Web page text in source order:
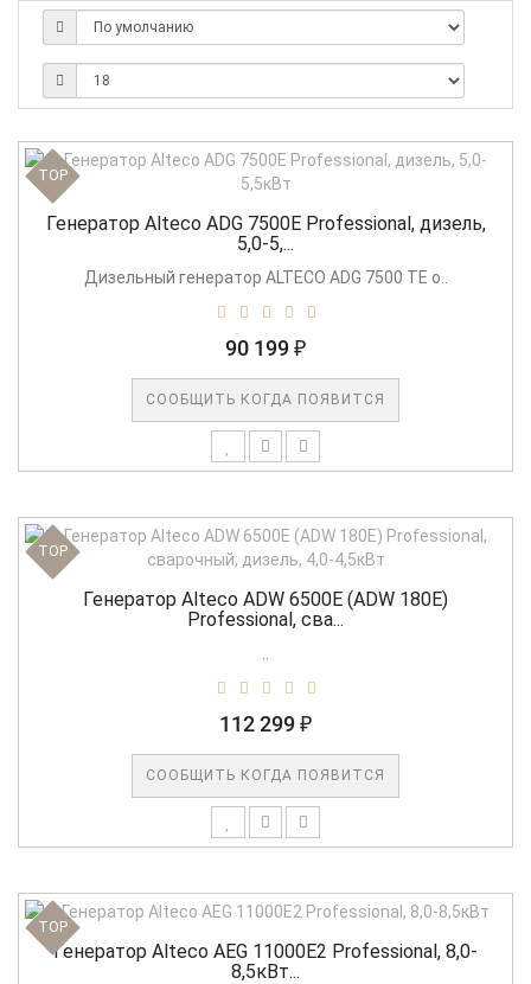
TOP
Генератор Alteco ADG 7500E Professional, дизель,
5,0-5,...
Дизельный генератор ALTECO ADG 7500 TE о..
90 199 ₽
СООБЩИТЬ КОГДА ПОЯВИТСЯ
TOP
Генератор Alteco ADW 6500Е (ADW 180E)
Professional, сва...
112 299 ₽
СООБЩИТЬ КОГДА ПОЯВИТСЯ
TOP
Генератор Alteco AEG 11000E2 Professional, 8,0-
8,5кВт...